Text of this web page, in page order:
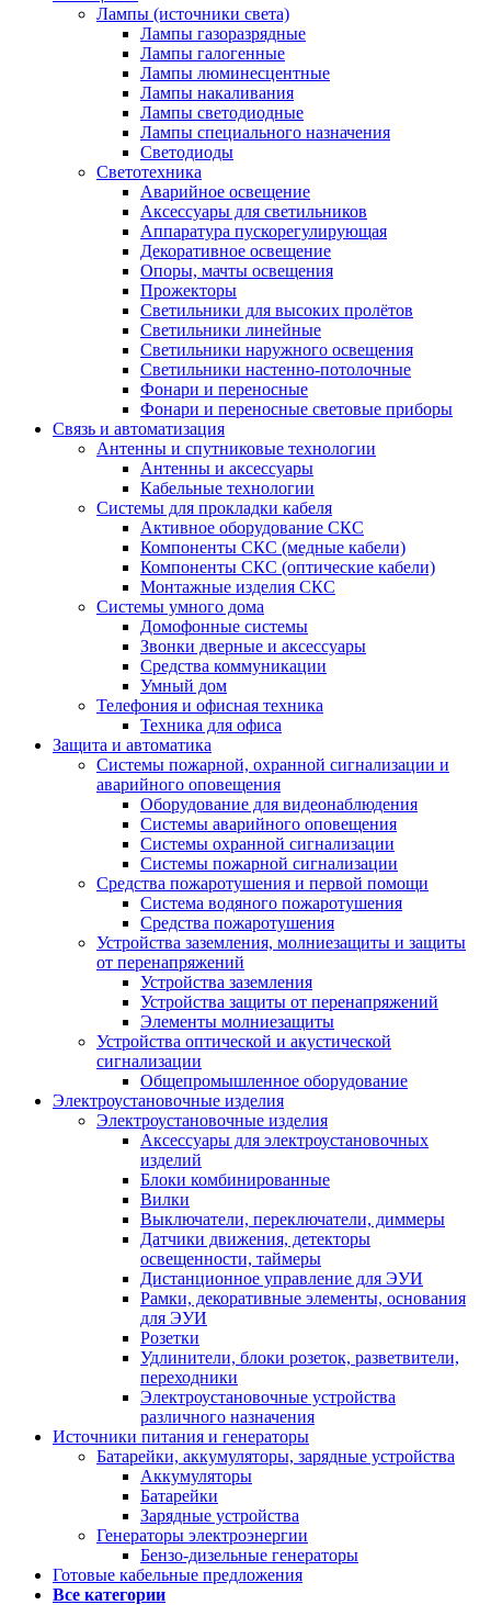
Лампы (источники света)
Лампы газоразрядные
Лампы галогенные
Лампы люминесцентные
Лампы накаливания
Лампы светодиодные
Лампы специального назначения
Светодиоды
Светотехника
Аварийное освещение
Аксессуары для светильников
Аппаратура пускорегулирующая
Декоративное освещение
Опоры, мачты освещения
Прожекторы
Светильники для высоких пролётов
Светильники линейные
Светильники наружного освещения
Светильники настенно-потолочные
Фонари и переносные
Фонари и переносные световые приборы
Связь и автоматизация
Антенны и спутниковые технологии
Антенны и аксессуары
Кабельные технологии
Системы для прокладки кабеля
Активное оборудование СКС
Компоненты СКС (медные кабели)
Компоненты СКС (оптические кабели)
Монтажные изделия СКС
Системы умного дома
Домофонные системы
Звонки дверные и аксессуары
Средства коммуникации
Умный дом
Телефония и офисная техника
Техника для офиса
Защита и автоматика
Системы пожарной, охранной сигнализации и
аварийного оповещения
Оборудование для видеонаблюдения
Системы аварийного оповещения
Системы охранной сигнализации
Системы пожарной сигнализации
Средства пожаротушения и первой помощи
Система водяного пожаротушения
Средства пожаротушения
Устройства заземления, молниезащиты и защиты
от перенапряжений
Устройства заземления
Устройства защиты от перенапряжений
Элементы молниезащиты
Устройства оптической и акустической
сигнализации
Общепромышленное оборудование
Электроустановочные изделия
Электроустановочные изделия
Аксессуары для электроустановочных
изделий
Блоки комбинированные
Вилки
Выключатели, переключатели, диммеры
Датчики движения, детекторы
освещенности, таймеры
Дистанционное управление для ЭУИ
Рамки, декоративные элементы, основания
для ЭУИ
Розетки
Удлинители, блоки розеток, разветвители,
переходники
Электроустановочные устройства
различного назначения
Источники питания и генераторы
Батарейки, аккумуляторы, зарядные устройства
Аккумуляторы
Батарейки
Зарядные устройства
Генераторы электроэнергии
Бензо-дизельные генераторы
Готовые кабельные предложения
Все категории